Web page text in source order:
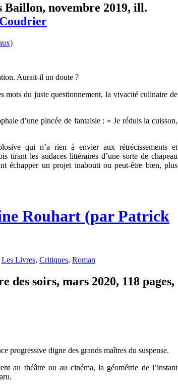
novembre 2019, ill.
Aurait-il un doute ?
mots du juste questionnement, la vivacité culinaire de
d’une pincée de fantaisie : « Je réduis la cuisson,
qui n’a rien à envier aux rétrécissements et
tirant les audaces littéraires d’une sorte de chapeau
échapper un projet inabouti ou peut-être bien, plus
Rouhart (par Patrick
Les Livres, Critiques, Roman
soirs, mars 2020, 118 pages,
progressive digne des grands maîtres du suspense.
au théâtre ou au cinéma, la géométrie de l’instant